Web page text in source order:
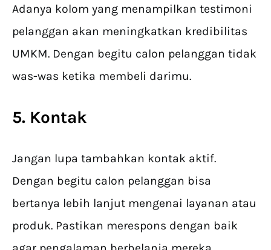
Adanya kolom yang menampilkan testimoni
pelanggan akan meningkatkan kredibilitas
UMKM. Dengan begitu calon pelanggan tidak
was-was ketika membeli darimu.
5. Kontak
Jangan lupa tambahkan kontak aktif.
Dengan begitu calon pelanggan bisa
bertanya lebih lanjut mengenai layanan atau
produk. Pastikan merespons dengan baik